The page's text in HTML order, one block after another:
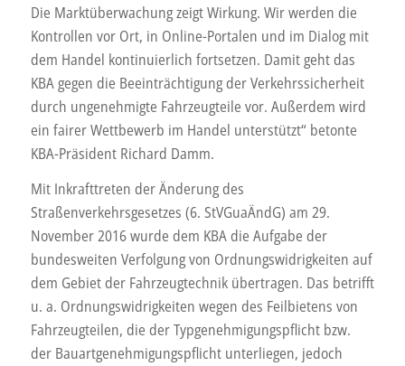
Die Marktüberwachung zeigt Wirkung. Wir werden die
Kontrollen vor Ort, in Online-Portalen und im Dialog mit
dem Handel kontinuierlich fortsetzen. Damit geht das
KBA gegen die Beeinträchtigung der Verkehrssicherheit
durch ungenehmigte Fahrzeugteile vor. Außerdem wird
ein fairer Wettbewerb im Handel unterstützt“ betonte
KBA-Präsident Richard Damm.
Mit Inkrafttreten der Änderung des
Straßenverkehrsgesetzes (6. StVGuaÄndG) am 29.
November 2016 wurde dem KBA die Aufgabe der
bundesweiten Verfolgung von Ordnungswidrigkeiten auf
dem Gebiet der Fahrzeugtechnik übertragen. Das betrifft
u. a. Ordnungswidrigkeiten wegen des Feilbietens von
Fahrzeugteilen, die der Typgenehmigungspflicht bzw.
der Bauartgenehmigungspflicht unterliegen, jedoch